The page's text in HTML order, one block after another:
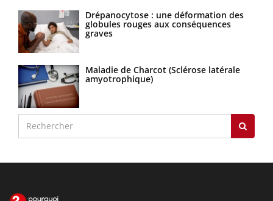
Drépanocytose : une déformation des
globules rouges aux conséquences
graves
Maladie de Charcot (Sclérose latérale
amyotrophique)